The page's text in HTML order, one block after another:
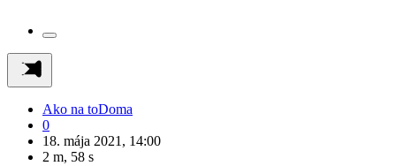
Ako na toDoma
0
18. mája 2021, 14:00
2 m, 58 s